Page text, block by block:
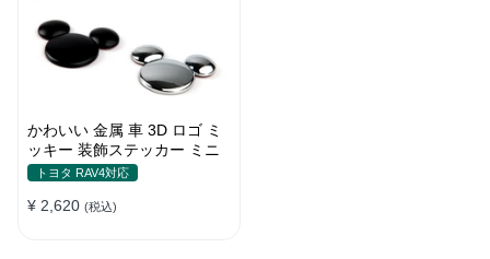
かわいい 金属 車 3D ロゴ ミ
ッキー 装飾ステッカー ミニ
トヨタ RAV4対応
¥ 2,620 (税込)